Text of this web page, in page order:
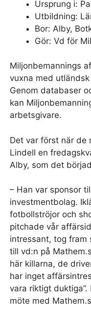
Ursprung i:
Utbildning:
Bor: Alby,
Gör: Vd för
Miljonbemannings
vuxna med
Genom databaser
kan
arbetsgivare.
Det var först när de
Lindell en
Alby, som det
– Han var sponsor
investmentbolag.
fotbollströjor och
pitchade vår
intressant, tog fram
till vd:n på
här killarna, de
har inget
vara riktigt
möte med